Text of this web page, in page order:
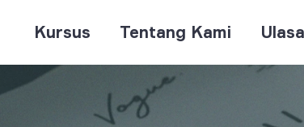
Kursus Tentang Kami